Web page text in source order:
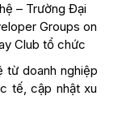
– Trường Đại
Groups on
Club tổ chức
từ doanh nghiệp
tế, cập nhật xu